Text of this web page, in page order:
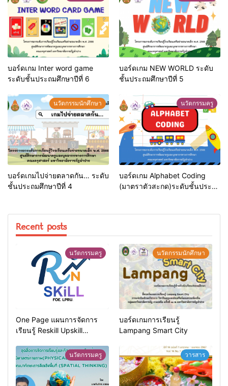
บอร์ดเกม Inter word game
ระดับชั้นประถมศึกษาปีที่ 6
บอร์ดเกม NEW WORLD ระดับ
ชั้นประถมศึกษาปีที่ 5
นวัตกรรมนักศึกษา
บอร์ดเกมไปจ่ายตลาดกัน… ระดับ
ชั้นประถมศึกษาปีที่ 4
นวัตกรรมครู
บอร์ดเกม Alphabet Coding
(มาตราตัวสะกด)ระดับชั้นประถม
Recent posts
นวัตกรรมครู
One Page แผนการจัดการ
เรียนรู้ Reskill Upskill
นวัตกรรมนักศึกษา
บอร์ดเกมการเรียนรู้
Lampang Smart City
นวัตกรรมครู วารสาร